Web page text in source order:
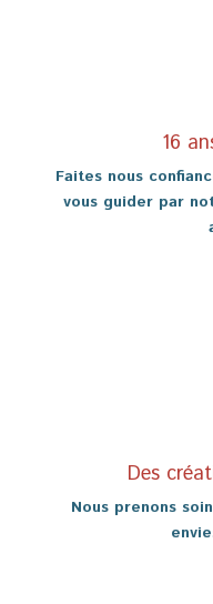
16
Faites nous
vous guider par
Des
Nous prenons